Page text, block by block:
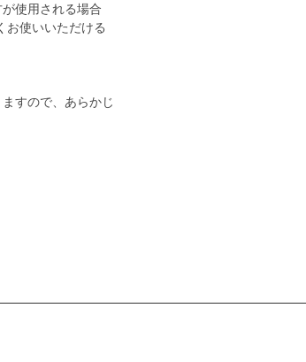
使用される場合
お使いいただける
すので、あらかじ